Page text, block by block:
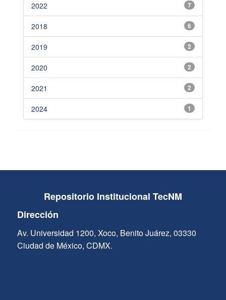
7
2022
6
2018
2
2019
2
2020
2
2021
1
2024
Repositorio Institucional TecNM
Dirección
Av. Universidad 1200, Xoco, Benito Juárez, 03330
Ciudad de México, CDMX.